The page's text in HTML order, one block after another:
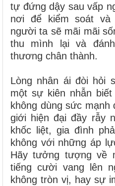
tự đứng dậy sau vấp
nơi để kiểm soát và
người ta sẽ mãi mãi
thu mình lại và
thương chân thành.
Lòng nhân ái đòi hỏi
một sự kiên nhẫn
không dùng sức mạnh
giới hiện đại đầy rẫy
khốc liệt, gia đình
không với những áp
Hãy tưởng tượng về
tiếng cười vang lên
không tròn vị, hay sự